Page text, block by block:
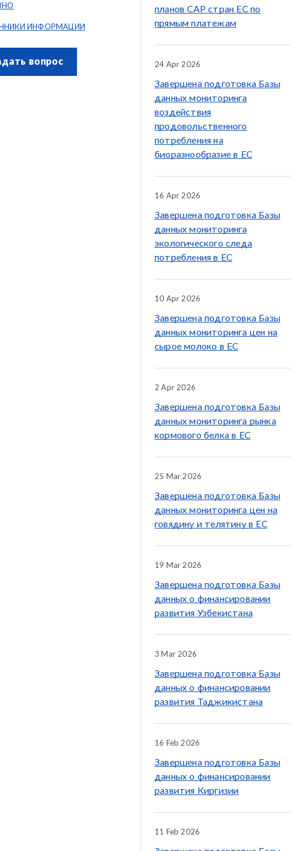
ИНФОРМАЦИИ
вопрос
планов CAP стран ЕС по
прямым платежам
24 Apr 2026
Завершена подготовка Базы
данных мониторинга
воздействия
продовольственного
потребления на
биоразнообразие в ЕС
16 Apr 2026
Завершена подготовка Базы
данных мониторинга
экологического следа
потребления в ЕС
10 Apr 2026
Завершена подготовка Базы
данных мониторинга цен на
сырое молоко в ЕС
2 Apr 2026
Завершена подготовка Базы
данных мониторинга рынка
кормового белка в ЕС
25 Mar 2026
Завершена подготовка Базы
данных мониторинга цен на
говядину и телятину в ЕС
19 Mar 2026
Завершена подготовка Базы
данных о финансировании
развития Узбекистана
3 Mar 2026
Завершена подготовка Базы
данных о финансировании
развития Таджикистана
16 Feb 2026
Завершена подготовка Базы
данных о финансировании
развития Киргизии
11 Feb 2026